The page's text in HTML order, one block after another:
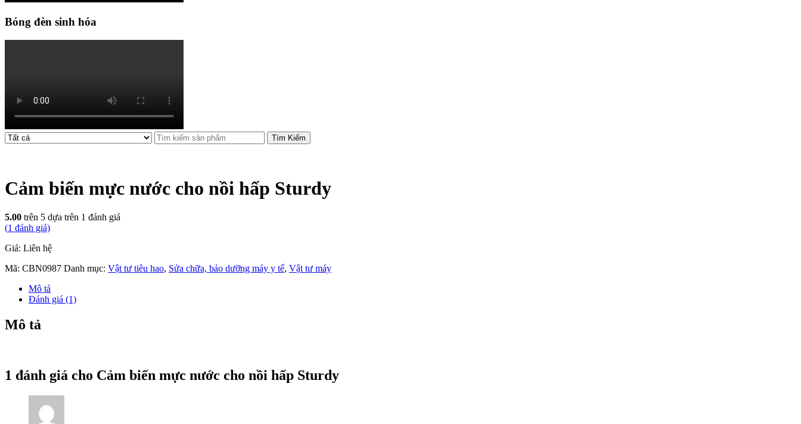
Bóng đèn sinh hóa
Tìm Kiếm
Cảm biến mực nước cho nồi hấp Sturdy
5.00 trên 5 dựa trên 1 đánh giá
(1 đánh giá)
Giá: Liên hệ
Mã: CBN0987 Danh mục: Vật tư tiêu hao, Sửa chữa, bảo dưỡng máy y tế, Vật tư máy
Mô tả
Đánh giá (1)
Mô tả
1 đánh giá cho Cảm biến mực nước cho nồi hấp Sturdy